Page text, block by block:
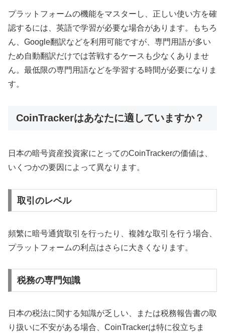
プラットフォームの機能をマスターし、正しい使い方を確
認するには、英語で学習が必要な場合があります。もちろ
ん、Google翻訳などを利用可能ですが、専門用語が多い
ため自動翻訳だけでは苦戦するケースも少なくありませ
ん。最低限の専門用語などを学習する時間が必要になりま
す。
CoinTrackerはあなたに適していますか？
日本の暗号資産投資家にとってのCoinTrackerの価値は、
いくつかの要因によって異なります。
取引のレベル
頻繁に暗号通貨取引を行ったり、複雑な取引を行う場合、
プラットフォームの利点はさらに大きくなります。
税務の専門知識
日本の税法に関する知識が乏しい、または税務報告書の取
り扱いに不安がある場合、CoinTrackerは特に役立ちま